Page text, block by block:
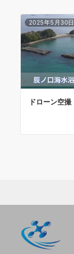
2025年5月30日
ドローン空